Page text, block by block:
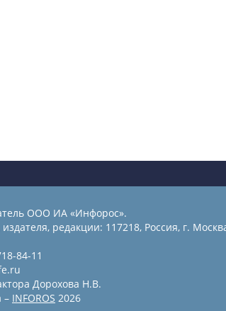
ООО ИА «Инфорос».
редакции: 117218, Россия, г.
84-11
Дорохова Н.В.
– INFOROS 2026